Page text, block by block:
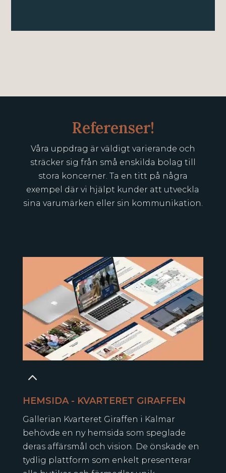
Referenser!
Våra uppdrag är väldigt varierande och
sträcker sig från små enskilda bolag till
stora koncerner. Ta en titt på några
exempel där vi hjälpt kunder att utveckla
sina varumärken eller sin kommunikation.
2
HEMSIDA - KVARTERET GIRAFFEN
Gallerian Kvarteret Giraffen i Kalmar
behövde en ny hemsida som speglade
deras affärsmål och vision. De önskade en
tydlig plattform som enkelt presenterar